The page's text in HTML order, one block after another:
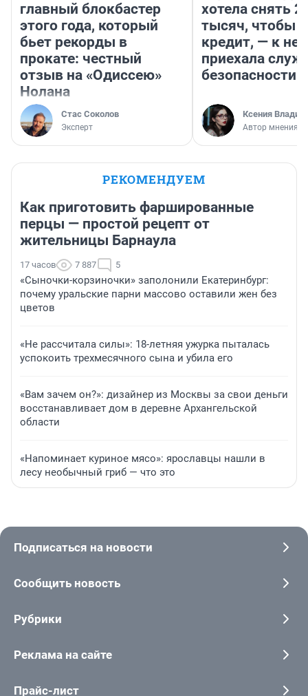
главный блокбастер
этого года, который
бьет рекорды в
прокате: честный
отзыв на «Одиссею»
Нолана
Стас Соколов
Эксперт
хотела снять
тысяч, чтобы
кредит, — к
приехала
безопасности
Ксения
Автор мнения
РЕКОМЕНДУЕМ
Как приготовить фаршированные
перцы — простой рецепт от
жительницы Барнаула
17 часов 7 887 5
«Сыночки-корзиночки» заполонили Екатеринбург:
почему уральские парни массово оставили жен без
цветов
«Не рассчитала силы»: 18-летняя ужурка пыталась
успокоить трехмесячного сына и убила его
«Вам зачем он?»: дизайнер из Москвы за свои деньги
восстанавливает дом в деревне Архангельской
области
«Напоминает куриное мясо»: ярославцы нашли в
лесу необычный гриб — что это
Подписаться на новости
Сообщить новость
Рубрики
Реклама на сайте
Прайс-лист